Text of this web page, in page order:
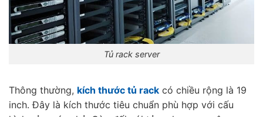
Tủ rack server
Thông thường, kích thước tủ rack có chiều rộng là 19
inch. Đây là kích thước tiêu chuẩn phù hợp với cấu